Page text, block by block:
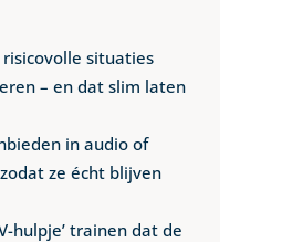
situaties
– en dat slim laten
in audio of
ze écht blijven
hulpje’ trainen dat de